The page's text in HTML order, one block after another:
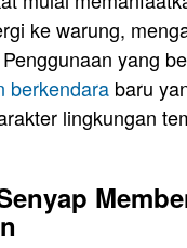
ke warung,
yang
berkendara baru
lingkungan